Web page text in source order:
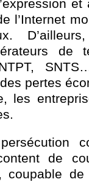
l’Internet
de
pertes
les
de
coupable